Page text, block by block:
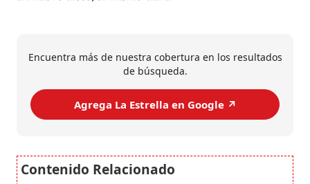
Encuentra más de nuestra cobertura en los resultados
de búsqueda.
Agrega La Estrella en Google ↗️